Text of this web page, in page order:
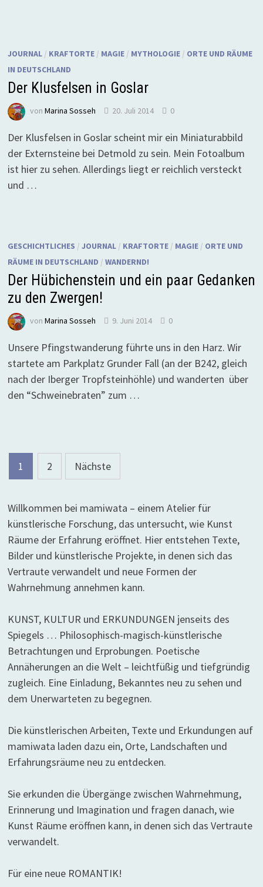
JOURNAL/ KRAFTORTE/ MAGIE/ MYTHOLOGIE/ ORTE UND RÄUME
IN DEUTSCHLAND
Der Klusfelsen in Goslar
von Marina Sosseh 20. Juli 2014 0
Der Klusfelsen in Goslar scheint mir ein Miniaturabbild
der Externsteine bei Detmold zu sein. Mein Fotoalbum
ist hier zu sehen. Allerdings liegt er reichlich versteckt
und …
GESCHICHTLICHES / JOURNAL/ KRAFTORTE/ MAGIE/ ORTE UND
RÄUME IN DEUTSCHLAND / WANDERND!
Der Hübichenstein und ein paar Gedanken
zu den Zwergen!
von Marina Sosseh 9. Juni 2014 0
Unsere Pfingstwanderung führte uns in den Harz. Wir
startete am Parkplatz Grunder Fall (an der B242, gleich
nach der Iberger Tropfsteinhöhle) und wanderten über
den “Schweinebraten” zum …
Seitennummerierung
der
Beiträge
1 2 Nächste
Willkommen bei mamiwata – einem Atelier für
künstlerische Forschung, das untersucht, wie Kunst
Räume der Erfahrung eröffnet. Hier entstehen Texte,
Bilder und künstlerische Projekte, in denen sich das
Vertraute verwandelt und neue Formen der
Wahrnehmung annehmen kann.
KUNST, KULTUR und ERKUNDUNGEN jenseits des
Spiegels … Philosophisch-magisch-künstlerische
Betrachtungen und Erprobungen. Poetische
Annäherungen an die Welt – leichtfüßig und tiefgründig
zugleich. Eine Einladung, Bekanntes neu zu sehen und
dem Unerwarteten zu begegnen.
Die künstlerischen Arbeiten, Texte und Erkundungen auf
mamiwata laden dazu ein, Orte, Landschaften und
Erfahrungsräume neu zu entdecken.
Sie erkunden die Übergänge zwischen Wahrnehmung,
Erinnerung und Imagination und fragen danach, wie
Kunst Räume eröffnen kann, in denen sich das Vertraute
verwandelt.
Für eine neue ROMANTIK!